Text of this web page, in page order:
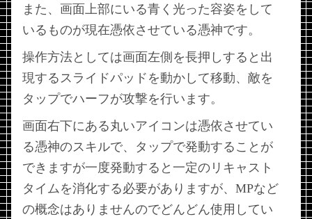
また、画面上部にいる青く光った容姿をして
いるものが現在憑依させている憑神です。
操作方法としては画面左側を長押しすると出
現するスライドパッドを動かして移動、敵を
タップでハーフが攻撃を行います。
画面右下にある丸いアイコンは憑依させてい
る憑神のスキルで、タップで発動することが
できますが一度発動すると一定のリキャスト
タイムを消化する必要がありますが、MPなど
の概念はありませんのでどんどん使用してい